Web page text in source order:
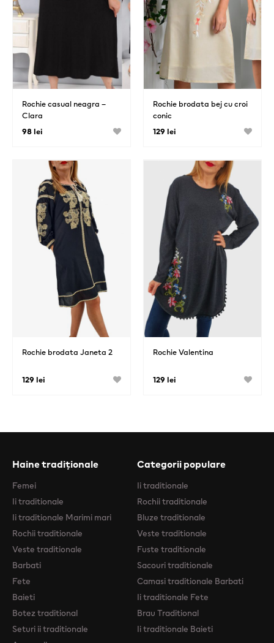
Rochie casual neagra –
Clara
98 lei
Rochie brodata bej cu croi
conic
129 lei
Rochie brodata Janeta 2
129 lei
Rochie Valentina
129 lei
Haine tradiționale
Femei
Ii traditionale
Ii traditionale Marimi mari
Rochii traditionale
Veste traditionale
Barbati
Fete
Baieti
Botez traditional
Seturi ii traditionale
Categorii populare
Ii traditionale
Rochii traditionale
Bluze traditionale
Veste traditionale
Fuste traditionale
Sacouri traditionale
Camasi traditionale Barbati
Ii traditionale Fete
Brau Traditional
Ii traditionale Baieti